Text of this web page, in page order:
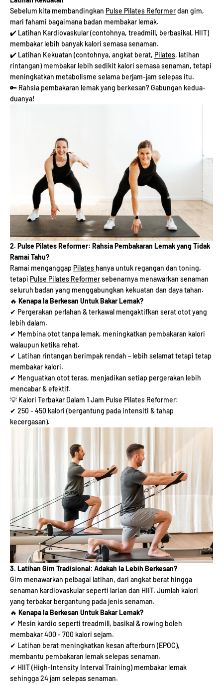
Sebelum kita membandingkan Pulse Pilates Reformerdan gim,
mari fahami bagaimana badan membakar lemak.
✔️ Latihan Kardiovaskular (contohnya, treadmill, berbasikal, HIIT)
membakar lebih banyak kalori semasa senaman.
✔️ Latihan Kekuatan (contohnya, angkat berat, Pilates, latihan
rintangan) membakar lebih sedikit kalori semasa senaman, tetapi
meningkatkan metabolisme selama berjam-jam selepas itu.
🔑 Rahsia pembakaran lemak yang berkesan? Gabungan kedua-
duanya!
2. Pulse Pilates Reformer: Rahsia Pembakaran Lemak yang Tidak
Ramai Tahu?
Ramai menganggap Pilates hanya untuk regangan dan toning,
tetapi Pulse Pilates Reformersebenarnya menawarkan senaman
seluruh badan yang menggabungkan kekuatan dan daya tahan.
🔥 Kenapa Ia Berkesan Untuk Bakar Lemak?
✔ Pergerakan perlahan & terkawal mengaktifkan serat otot yang
lebih dalam.
✔ Membina otot tanpa lemak, meningkatkan pembakaran kalori
walaupun ketika rehat.
✔ Latihan rintangan berimpak rendah – lebih selamat tetapi tetap
membakar kalori.
✔ Menguatkan otot teras, menjadikan setiap pergerakan lebih
mencabar & efektif.
💡 Kalori Terbakar Dalam 1 Jam Pulse Pilates Reformer:
✔ 250 - 450 kalori (bergantung pada intensiti & tahap
kecergasan).
3. Latihan Gim Tradisional: Adakah Ia Lebih Berkesan?
Gim menawarkan pelbagai latihan, dari angkat berat hingga
senaman kardiovaskular seperti larian dan HIIT. Jumlah kalori
yang terbakar bergantung pada jenis senaman.
🔥 Kenapa Ia Berkesan Untuk Bakar Lemak?
✔ Mesin kardio seperti treadmill, basikal & rowing boleh
membakar 400 - 700 kalori sejam.
✔ Latihan berat meningkatkan kesan afterburn (EPOC),
membantu pembakaran lemak selepas senaman.
✔ HIIT (High-Intensity Interval Training) membakar lemak
sehingga 24 jam selepas senaman.